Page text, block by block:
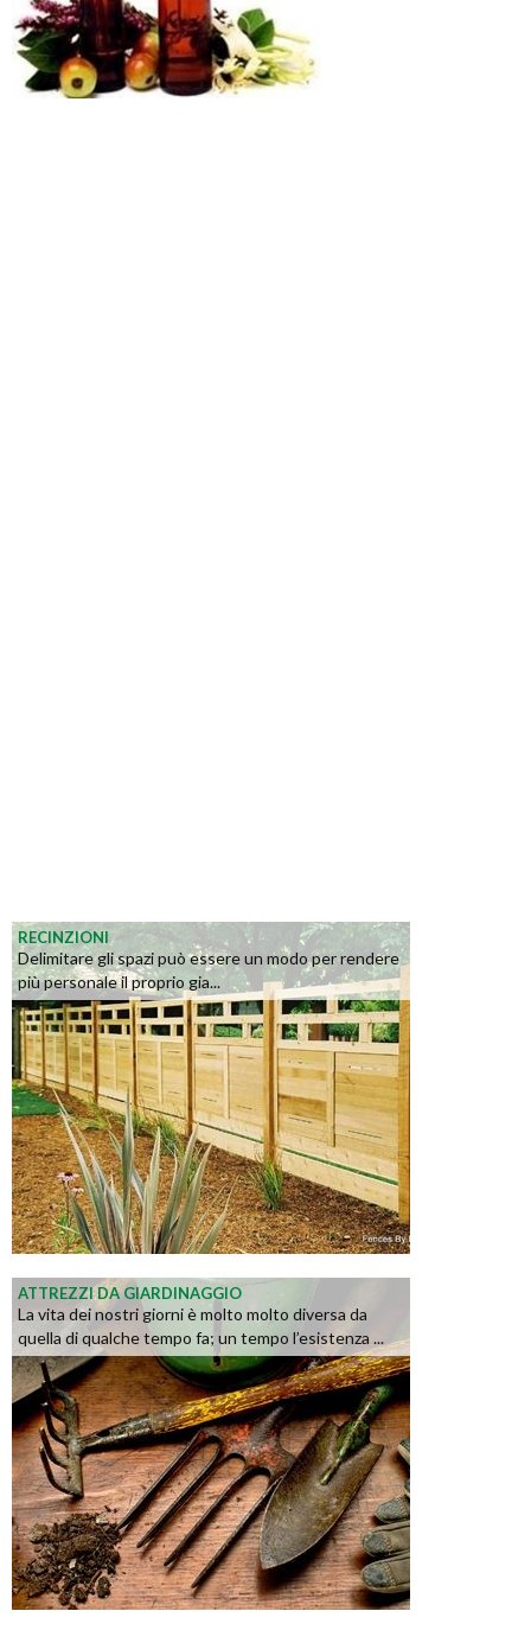
RECINZIONI
Delimitare gli spazi può essere un modo per rendere
più personale il proprio gia...
ATTREZZI DA GIARDINAGGIO
La vita dei nostri giorni è molto molto diversa da
quella di qualche tempo fa; un tempo l’esistenza ...